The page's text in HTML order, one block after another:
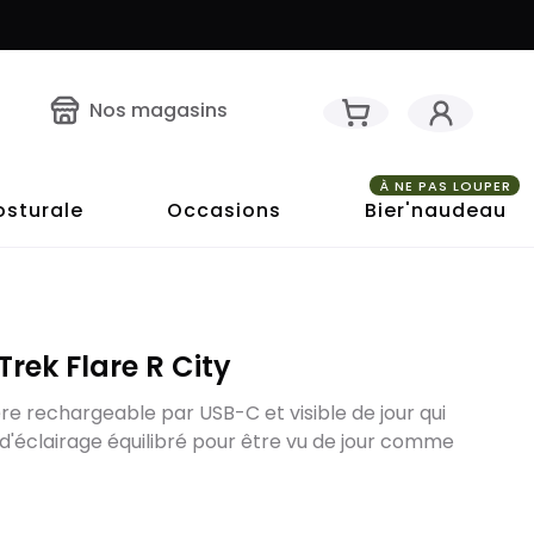
Nos magasins
Occasions Bier'naudeau
À NE PAS LOUPER
Flare R City
rechargeable par USB-C et visible de jour qui
équilibré pour être vu de jour comme